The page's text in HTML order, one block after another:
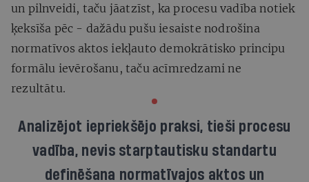
un pilnveidi, taču jāatzīst, ka procesu vadība notiek
ķeksīša pēc - dažādu pušu iesaiste nodrošina
normatīvos aktos iekļauto demokrātisko principu
formālu ievērošanu, taču acīmredzami ne
rezultātu.
Analizējot iepriekšējo praksi, tieši procesu
vadība, nevis starptautisku standartu
definēšana normatīvajos aktos un